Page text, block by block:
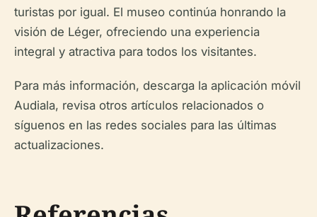
turistas por igual. El museo continúa honrando la
visión de Léger, ofreciendo una experiencia
integral y atractiva para todos los visitantes.
Para más información, descarga la aplicación móvil
Audiala, revisa otros artículos relacionados o
síguenos en las redes sociales para las últimas
actualizaciones.